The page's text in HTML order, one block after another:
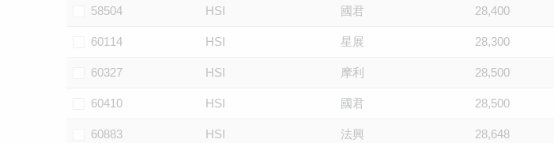
58504 HSI 國君 28,400
60114 HSI 星展 28,300
60327 HSI 摩利 28,500
60410 HSI 國君 28,500
60883 HSI 法興 28,648